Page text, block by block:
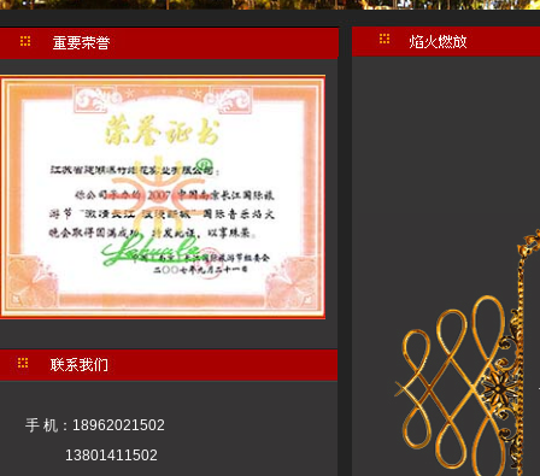
手 机：18962021502
13801411502